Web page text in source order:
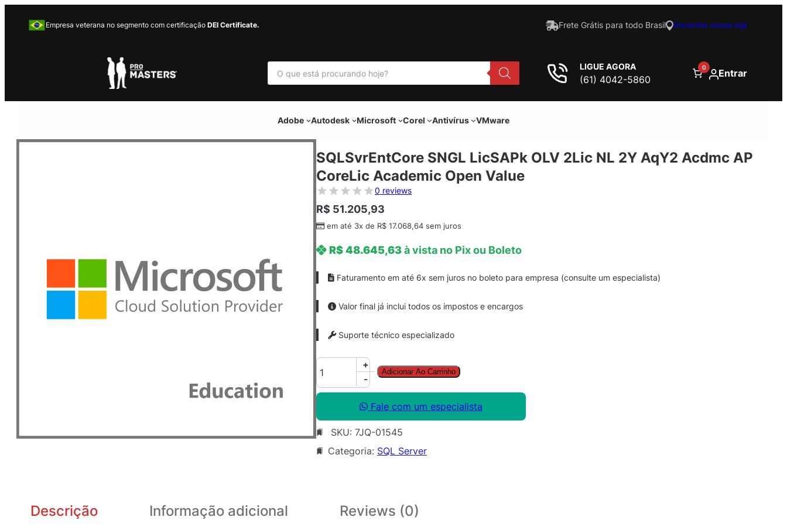
Empresa veterana no segmento com certificação DEI Certificate. Frete Grátis para todo Brasil Encontre nossa loja
P
s
u
r
LIGUE AGORA
(61) 4042-5860
0 Entrar
Adobe Autodesk Microsoft Corel Antivírus VMware
SQLSvrEntCore SNGL LicSAPk OLV 2Lic NL 2Y AqY2 Acdmc AP
CoreLic Academic Open Value
0 reviews
R$ 51.205,93
em até 3x de R$ 17.068,64 sem juros
R$48.645,63à vista no Pix ou Boleto
Faturamento em até 6x sem juros no boleto para empresa (consulte um especialista)
Valor final já inclui todos os impostos e encargos
Suporte técnico especializado
S
Q
L
v
r
E
+
-
Adicionar Ao Carrinho
Fale com um especialista
SKU: 7JQ-01545
Categoria: SQL Server
Descrição Informação adicional Reviews (0)